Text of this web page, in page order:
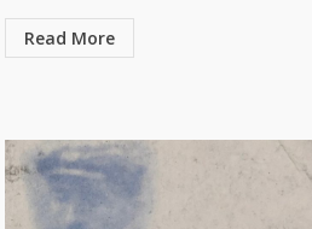
Read More